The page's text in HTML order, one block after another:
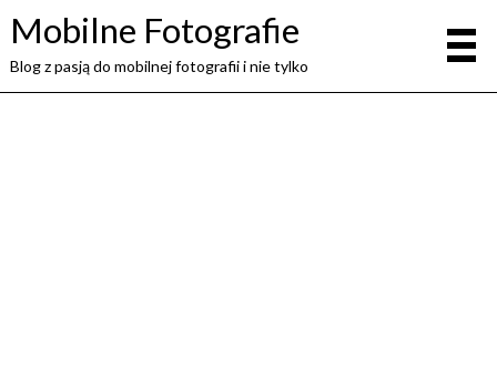
Mobilne Fotografie
Blog z pasją do mobilnej fotografii i nie tylko